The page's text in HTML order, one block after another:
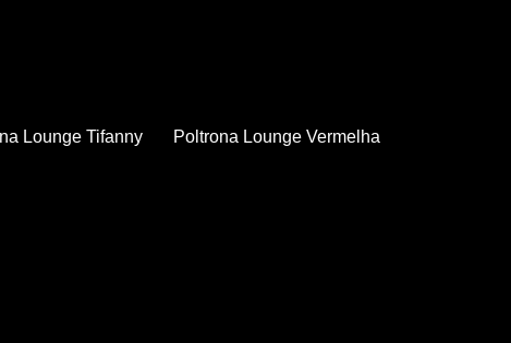
Lounge Tifanny Poltrona Lounge Vermelha